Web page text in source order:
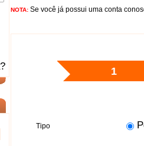
NOTA: Se você já possui uma conta
1
Tipo